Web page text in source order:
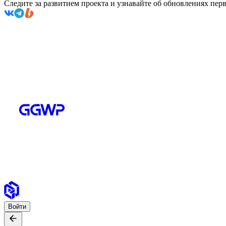
Следите за развитием проекта и узнавайте об обновлениях
Войти